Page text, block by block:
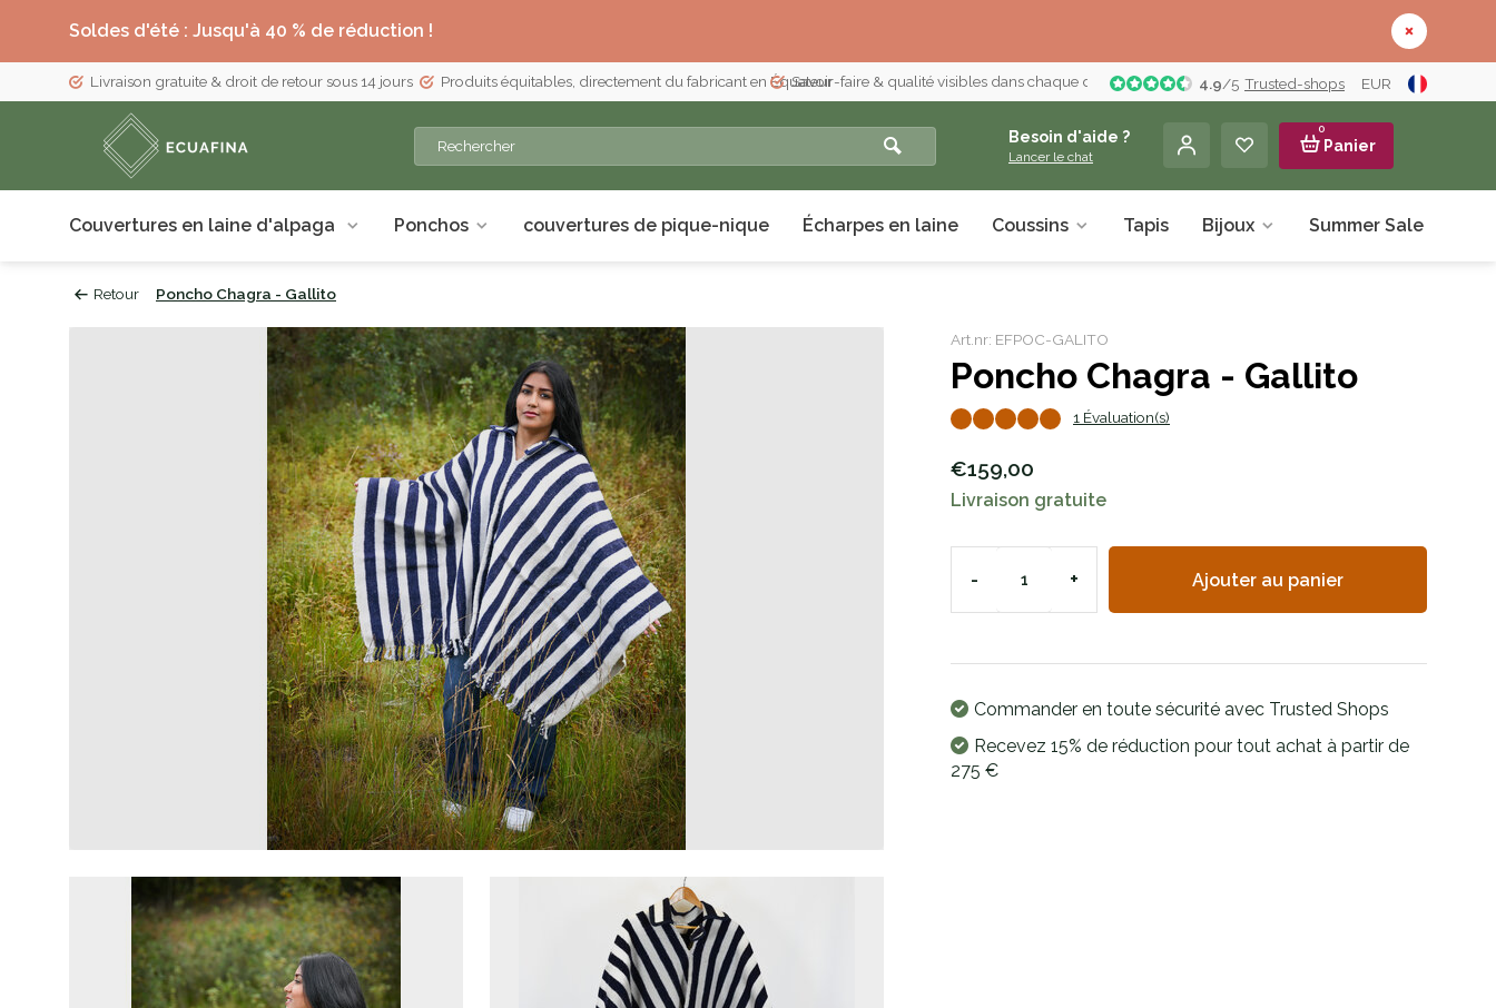
Soldes d'été : Jusqu'à 40 % de réduction !
Livraison gratuite & droit de retour sous 14 jours Produits équitables, directement du fabricant en ÉquateurSavoir-faire & qualité visibles dans chaque détail 4.9/5 Trusted-shops EUR
Besoin d'aide ?
Lancer le chat
0
Panier
Couvertures en laine d'alpaga Ponchos couvertures de pique-nique Écharpes en laine Coussins Tapis Bijoux Summer Sale
Retour Poncho Chagra - Gallito
Art.nr: EFPOC-GALITO
Poncho Chagra - Gallito
1 Évaluation(s)
€159,00
Livraison gratuite
- + Ajouter au panier
Commander en toute sécurité avec Trusted Shops
Recevez 15% de réduction pour tout achat à partir de
275 €